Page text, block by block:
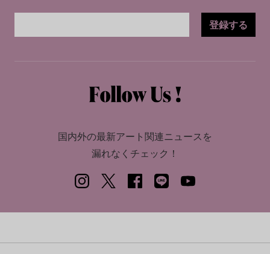
登録する
国内外の最新アート関連ニュースを
漏れなくチェック！